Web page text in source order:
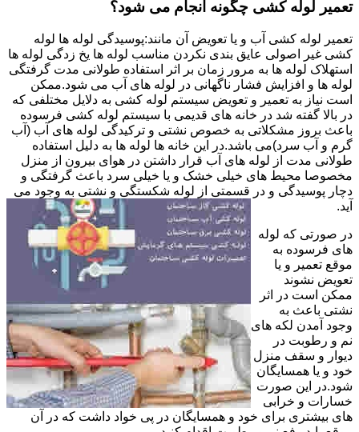
تعمیر لوله کشی چگونه انجام می شود؟
تعمیر لوله کشی آب و یا تعویض آن مانند:پوسیدگی لوله ها لوله
کشی غیر اصولی عایق بندی نکردن مناسب لوله ها یخ زدگی لوله ها
استهلاک لوله ها به مرور زمان بر اثر استفاده طولانی مدت گرفتگی
لوله ها و افزایش فشار ناگهانی در لوله های آب می شود.ممکن
است نیاز به تعمیر و تعویض سیستم لوله کشی به دلایل مختلفی که
در بالا گفته شد در خانه های قدیمی با سیستم لوله کشی فرسوده
باعث بروز مشکلاتی به خصوص نشتی و ترکیدگی لوله های آب (آب
گرم و آب سرد)می باشد.در این خانه ها لوله ها به دلیل استفاده
طولانی مدت از لوله های آب قرار داشتن در هوای بیرون از منزل
مخصوصا محیط های خیلی خشک و یا خیلی سرد باعث گرفتگی و
دچار پوسیدگی و در قسمتی از لوله شکستگی و نشتی به وجود می
آید.
در صورتی که لوله
های فرسوده به
موقع تعمیر و یا
تعویض نشوند
ممکن است در اثر
نشتی باعث به
وجود آمدن لکه های
نم و رطوبت در
دیوار و سقف منزل
خود و یا همسایگان
شود.در این صورت
خسارات و خرابی
های بیشتری برای خود و همسایگان در پی خواد داشت که در آن